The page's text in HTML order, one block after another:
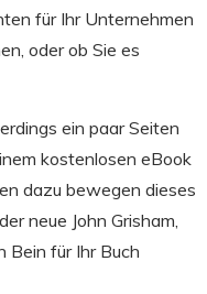
für Ihr Unternehmen
oder ob Sie es
ein paar Seiten
kostenlosen eBook
dazu bewegen dieses
neue John Grisham,
Bein für Ihr Buch